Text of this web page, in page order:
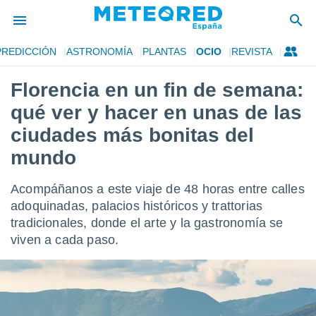
de
por
para
la
que se
calidad.
las
y
forma
basada
ASTRONOMÍA PLANTAS OCIO REVISTA
Florencia en un fin de semana:
qué ver y hacer en unas de las
ciudades más bonitas del
mundo
Acompáñanos a este viaje de 48 horas entre calles
adoquinadas, palacios históricos y trattorias
tradicionales, donde el arte y la gastronomía se
viven a cada paso.